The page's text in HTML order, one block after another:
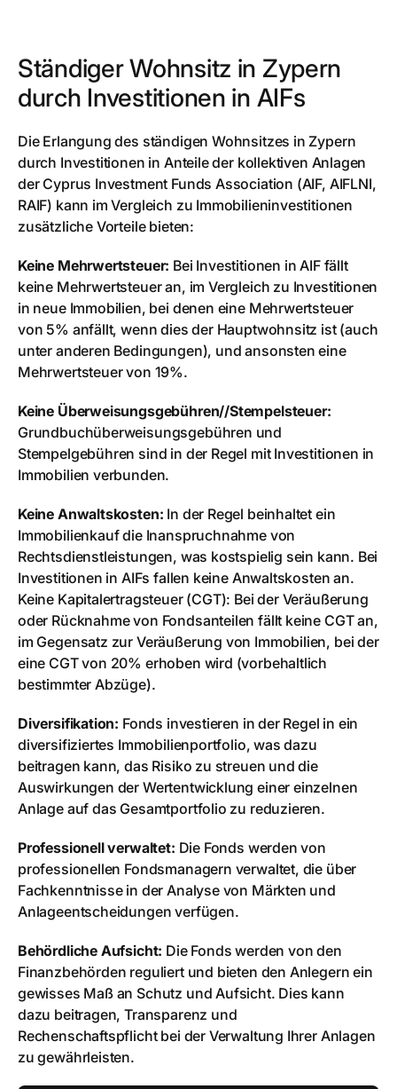
Ständiger Wohnsitz in Zypern
durch Investitionen in AIFs
Die Erlangung des ständigen Wohnsitzes in Zypern
durch Investitionen in Anteile der kollektiven Anlagen
der Cyprus Investment Funds Association (AIF, AIFLNI,
RAIF) kann im Vergleich zu Immobilieninvestitionen
zusätzliche Vorteile bieten:
Keine Mehrwertsteuer: Bei Investitionen in AIF fällt
keine Mehrwertsteuer an, im Vergleich zu Investitionen
in neue Immobilien, bei denen eine Mehrwertsteuer
von 5% anfällt, wenn dies der Hauptwohnsitz ist (auch
unter anderen Bedingungen), und ansonsten eine
Mehrwertsteuer von 19%.
Keine Überweisungsgebühren//Stempelsteuer:
Grundbuchüberweisungsgebühren und
Stempelgebühren sind in der Regel mit Investitionen in
Immobilien verbunden.
Keine Anwaltskosten: In der Regel beinhaltet ein
Immobilienkauf die Inanspruchnahme von
Rechtsdienstleistungen, was kostspielig sein kann. Bei
Investitionen in AIFs fallen keine Anwaltskosten an.
Keine Kapitalertragsteuer (CGT): Bei der Veräußerung
oder Rücknahme von Fondsanteilen fällt keine CGT an,
im Gegensatz zur Veräußerung von Immobilien, bei der
eine CGT von 20% erhoben wird (vorbehaltlich
bestimmter Abzüge).
Diversifikation: Fonds investieren in der Regel in ein
diversifiziertes Immobilienportfolio, was dazu
beitragen kann, das Risiko zu streuen und die
Auswirkungen der Wertentwicklung einer einzelnen
Anlage auf das Gesamtportfolio zu reduzieren.
Professionell verwaltet: Die Fonds werden von
professionellen Fondsmanagern verwaltet, die über
Fachkenntnisse in der Analyse von Märkten und
Anlageentscheidungen verfügen.
Behördliche Aufsicht: Die Fonds werden von den
Finanzbehörden reguliert und bieten den Anlegern ein
gewisses Maß an Schutz und Aufsicht. Dies kann
dazu beitragen, Transparenz und
Rechenschaftspflicht bei der Verwaltung Ihrer Anlagen
zu gewährleisten.